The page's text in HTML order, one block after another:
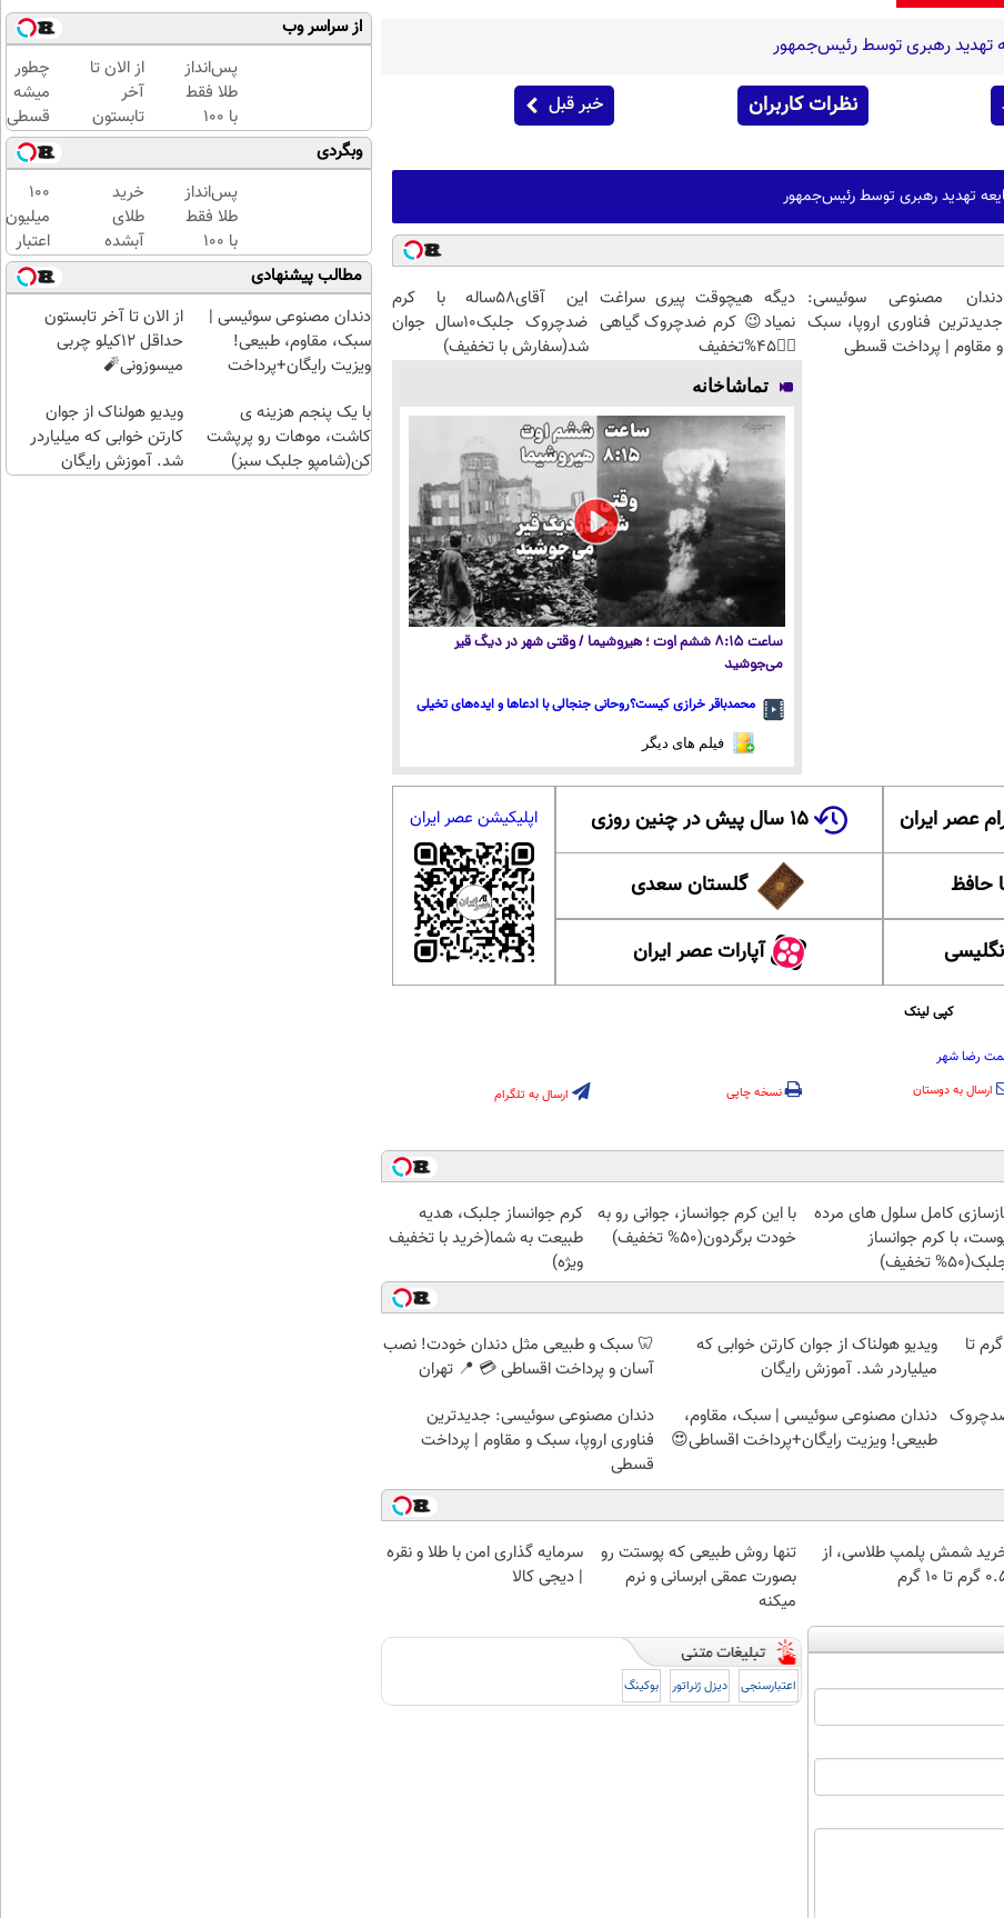
تهدید رهبری توسط رئیس‌جمهور
نظرات کاربران خبر قبل
تهدید رهبری توسط رئیس‌جمهور
دندان مصنوعی سوئیسی:
جدیدترین فناوری اروپا، سبک
و مقاوم | پرداخت قسطی
دیگه هیچوقت پیری سراغت
نمیاد😉 کرم ضدچروک گیاهی
👈🏻45%تخفیف
این آقای58ساله با کرم
ضدچروک جلبک10سال جوان
شد(سفارش با تخفیف)
تماشاخانه
ساعت ۸:۱۵ ششم اوت ؛ هیروشیما / وقتی شهر در دیگ قیر
می‌جوشید
محمدباقر خرازی کیست؟روحانی جنجالی با ادعاها و ایده‌های تخیلی
فیلم های دیگر
عصر ایران ۱۵ سال پیش در چنین روزی
حافظ گلستان سعدی
آپارات عصر ایران
اپلیکیشن عصر ایران
کپی لینک
رضا شهر
ارسال به دوستان نسخه چاپی ارسال به تلگرام
کامل سلول های مرده
با کرم جوانساز
تخفیف)
با این کرم جوانساز، جوانی رو به
خودت برگردون(50% تخفیف)
کرم جوانساز جلبک، هدیه
طبیعت به شما(خرید با تخفیف
ویژه)
خرید شمش پلمپ طلاسی، از ۰.۵ گرم تا
ویدیو هولناک از جوان کارتن خوابی که
میلیاردر شد. آموزش رایگان
🦷 سبک و طبیعی مثل دندان خودت! نصب
آسان و پرداخت اقساطی 💳 📍 تهران
دندان مصنوعی سوئیسی | سبک، مقاوم،
طبیعی! ویزیت رایگان+پرداخت اقساطی😍
دندان مصنوعی سوئیسی: جدیدترین
فناوری اروپا، سبک و مقاوم | پرداخت
قسطی
شمش پلمپ طلاسی، از
تا ۱۰ گرم
تنها روش طبیعی که پوستت رو
بصورت عمقی ابرسانی و نرم
میکنه
سرمایه گذاری امن با طلا و نقره
| دیجی کالا
اعتبارسنجی دیزل ژنراتور بوکینگ
از سراسر وب
پس‌انداز
طلا فقط
با ۱۰۰
هزارتومان
(امن و
راحت)
از الان تا
آخر
تابستون
حداقل
12کیلو
چربی
میسوزونی
🧨
چطور
میشه
قسطی
طلا
خرید |
با
طلاسی
پس
انداز
کنید
وبگردی
پس‌انداز
طلا فقط
با ۱۰۰
هزارتومان
(امن و
راحت)
خرید
طلای
آبشده
حتی با
۱۰۰هزارتومان
100
میلیون
اعتبار
خرید
طلای
آب
مطالب پیشنهادی
دندان مصنوعی سوئیسی |
سبک، مقاوم، طبیعی!
ویزیت رایگان+پرداخت
از الان تا آخر تابستون
حداقل 12کیلو چربی
میسوزونی🧨
با یک پنجم هزینه ی
کاشت، موهات رو پرپشت
کن(شامپو جلبک سبز)
ویدیو هولناک از جوان
کارتن خوابی که میلیاردر
شد. آموزش رایگان